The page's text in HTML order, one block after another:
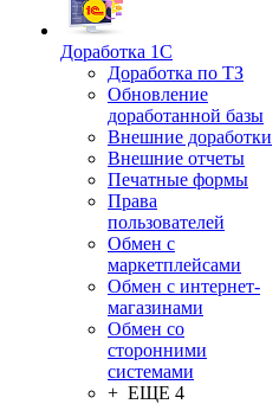
Доработка 1С
Доработка по ТЗ
Обновление
доработанной базы
Внешние доработки
Внешние отчеты
Печатные формы
Права
пользователей
Обмен с
маркетплейсами
Обмен с интернет-
магазинами
Обмен со
сторонними
системами
+ ЕЩЕ 4